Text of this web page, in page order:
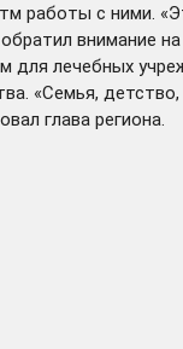
с ними.
лечебных
«Семья,
глава региона.